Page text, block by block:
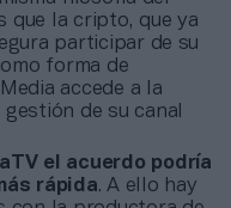
que la cripto, que ya
participar de su
forma de
accede a la
de su canal
el acuerdo podría
rápida. A ello hay